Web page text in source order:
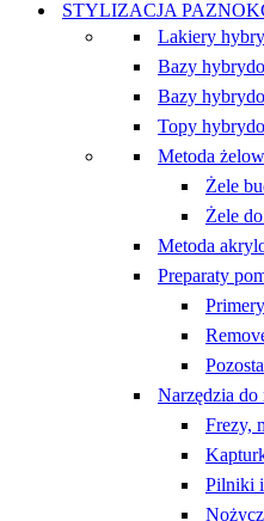
STYLIZACJA
Lakiery
Bazy
Bazy
Topy
Metoda
Żele
Żele
Metoda
Preparaty
Primery
Narzędzia do
Frezy,
Pilniki